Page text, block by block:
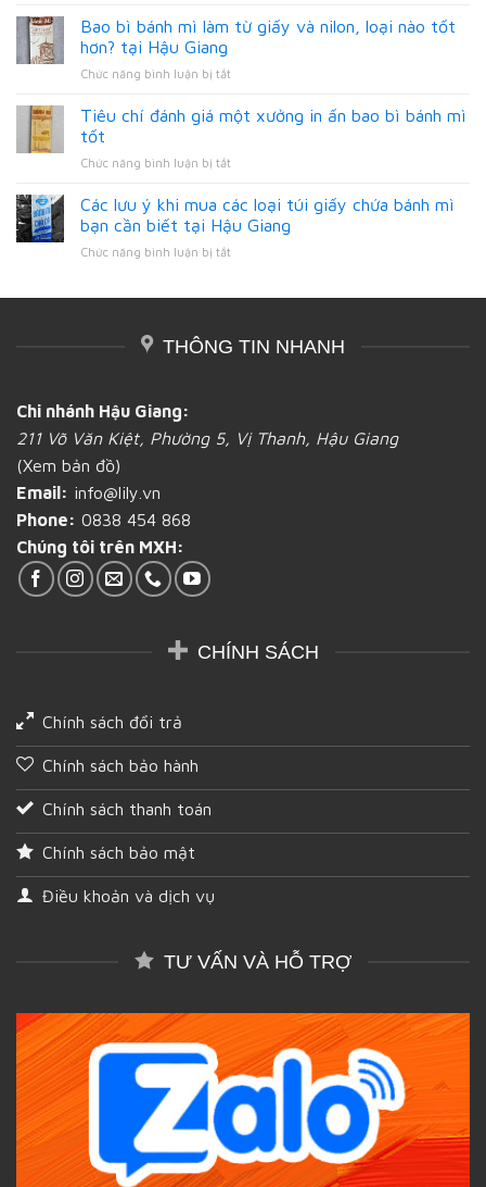
loại
bao
bánh
giấy
Hậu
Giang
dẫn
bạn
cơ
phân
giấy
bánh
mì
Hậu
Bao bì bánh mì làm từ giấy và nilon, loại nào tốt
hơn? tại Hậu Giang
Chức năng bình luận bị tắtở
bì
bánh
làm
giấy
và
loại
Hậu
Tiêu chí đánh giá một xưởng in ấn bao bì bánh mì
tốt
Chức năng bình luận bị tắtở
chí
đánh
giá
một
bì
Các lưu ý khi mua các loại túi giấy chứa bánh mì
bạn cần biết tại Hậu Giang
Chức năng bình luận bị tắtở
mua
chứa
THÔNG TIN NHANH
Chi nhánh Hậu Giang:
211 Võ Văn Kiệt, Phường 5, Vị Thanh, Hậu Giang
(Xem bản đồ)
Email: info@lily.vn
Phone: 0838 454 868
Chúng tôi trên MXH:
CHÍNH SÁCH
Chính sách đổi trả
Chính sách bảo hành
Chính sách thanh toán
Chính sách bảo mật
Điều khoản và dịch vụ
TƯ VẤN VÀ HỖ TRỢ